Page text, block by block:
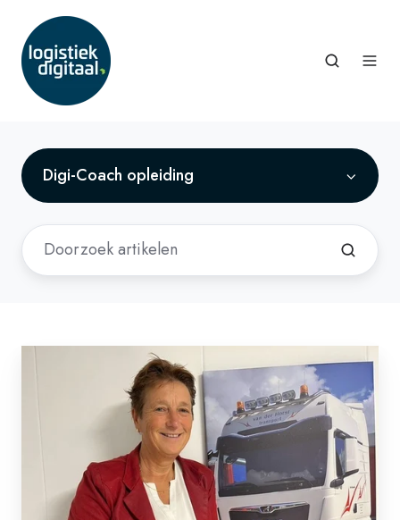
Digi-Coach opleiding
Iedereen
digitaliseren,